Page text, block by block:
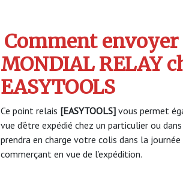
Comment
MONDIAL RELAY
EASYTOOLS
Ce point relais [EASYTOOLS] vous permet
vue d’être expédié chez un particulier ou
prendra en charge votre colis dans la
commerçant en vue de l’expédition.